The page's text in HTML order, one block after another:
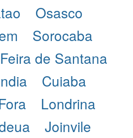
Osasco
Sorocaba
Feira de Santana
Cuiaba
Londrina
Joinvile